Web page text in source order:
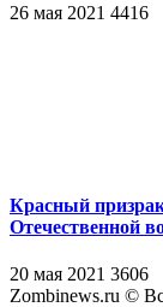
26 мая 2021 4416
Красный
Отечественной
20 мая 2021 3606
Zombinews.ru ©